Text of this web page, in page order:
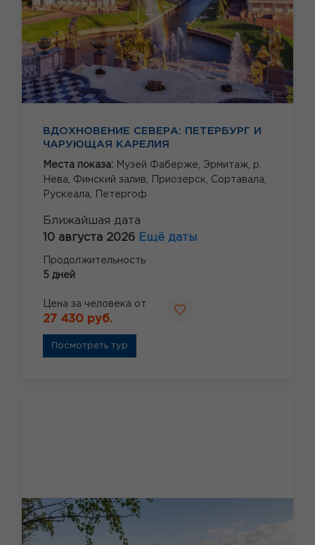
ВДОХНОВЕНИЕ СЕВЕРА: ПЕТЕРБУРГ И
ЧАРУЮЩАЯ КАРЕЛИЯ
Места показа: Музей Фаберже, Эрмитаж, р.
Нева, Финский залив, Приозерск, Сортавала,
Рускеала,
Петергоф
Ближайшая дата
10 августа 2026 Ещё даты
Продолжительность
5 дней
Цена за человека от
27 430 руб.
Посмотреть тур